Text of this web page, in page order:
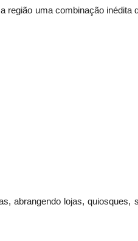
região uma combinação inédita
abrangendo lojas, quiosques,